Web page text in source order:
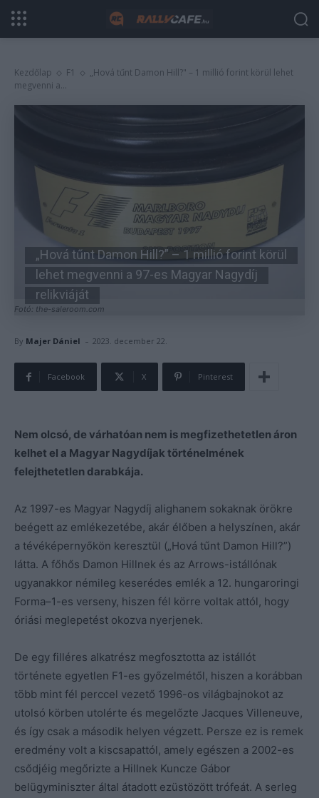
Kezdőlap F1
„Hová tűnt Damon Hill?" – 1 millió forint körül lehet
megvenni a...
Fotó: the-saleroom.com
„Hová tűnt Damon Hill?” – 1 millió forint körül
lehet megvenni a 97-es Magyar Nagydíj
relikviáját
By Majer Dániel - 2023. december 22.
Facebook X Pinterest
Nem olcsó, de várhatóan nem is megfizethetetlen áron
kelhet el a Magyar Nagydíjak történelmének
felejthetetlen darabkája.
Az 1997-es Magyar Nagydíj alighanem sokaknak örökre
beégett az emlékezetébe, akár élőben a helyszínen, akár
a tévéképernyőkön keresztül („Hová tűnt Damon Hill?”)
látta. A főhős Damon Hillnek és az Arrows-istállónak
ugyanakkor némileg keserédes emlék a 12. hungaroringi
Forma–1-es verseny, hiszen fél körre voltak attól, hogy
óriási meglepetést okozva nyerjenek.
De egy filléres alkatrész megfosztotta az istállót
története egyetlen F1-es győzelmétől, hiszen a korábban
több mint fél perccel vezető 1996-os világbajnokot az
utolsó körben utolérte és megelőzte Jacques Villeneuve,
és így csak a második helyen végzett. Persze ez is remek
eredmény volt a kiscsapattól, amely egészen a 2002-es
csődjéig megőrizte a Hillnek Kuncze Gábor
belügyminiszter által átadott ezüstözött trófeát. A serleg